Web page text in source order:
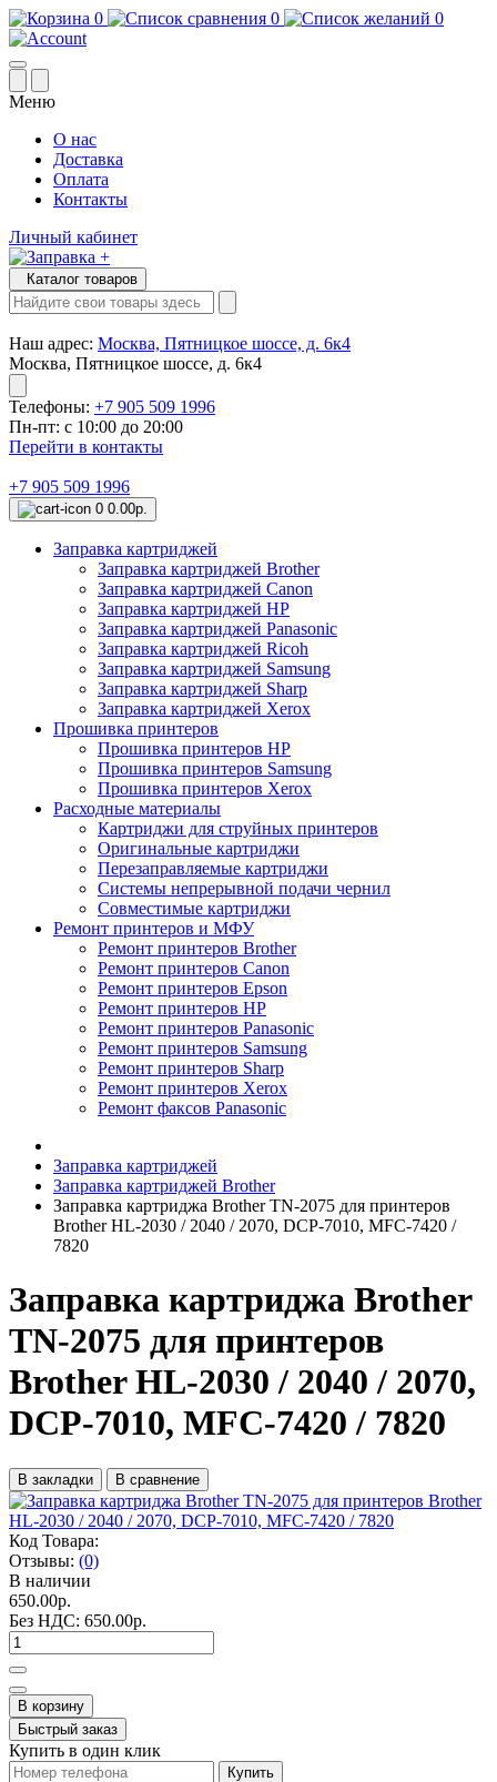
0 0 0
Меню
О нас
Доставка
Оплата
Контакты
Личный кабинет
Каталог товаров
Наш адрес: Москва, Пятницкое шоссе, д. 6к4
Москва, Пятницкое шоссе, д. 6к4
Телефоны: +7 905 509 1996
Пн-пт: с 10:00 до 20:00
Перейти в контакты
+7 905 509 1996
0 0.00р.
Заправка картриджей
Заправка картриджей Brother
Заправка картриджей Canon
Заправка картриджей HP
Заправка картриджей Panasonic
Заправка картриджей Ricoh
Заправка картриджей Samsung
Заправка картриджей Sharp
Заправка картриджей Xerox
Прошивка принтеров
Прошивка принтеров HP
Прошивка принтеров Samsung
Прошивка принтеров Xerox
Расходные материалы
Картриджи для струйных принтеров
Оригинальные картриджи
Перезаправляемые картриджи
Системы непрерывной подачи чернил
Совместимые картриджи
Ремонт принтеров и МФУ
Ремонт принтеров Brother
Ремонт принтеров Canon
Ремонт принтеров Epson
Ремонт принтеров HP
Ремонт принтеров Panasonic
Ремонт принтеров Samsung
Ремонт принтеров Sharp
Ремонт принтеров Xerox
Ремонт факсов Panasonic
Заправка картриджей
Заправка картриджей Brother
Заправка картриджа Brother TN-2075 для принтеров
Brother HL-2030 / 2040 / 2070, DCP-7010, MFC-7420 /
7820
Заправка картриджа Brother
TN-2075 для принтеров
Brother HL-2030 / 2040 / 2070,
DCP-7010, MFC-7420 / 7820
В закладки В сравнение
Код Товара:
Отзывы: (0)
В наличии
650.00р.
Без НДС: 650.00р.
В корзину
Быстрый заказ
Купить в один клик
Купить